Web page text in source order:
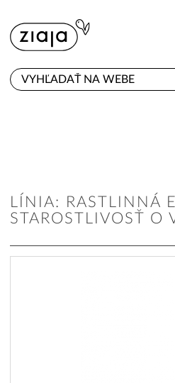
KONTAKT
LÍNIA: RASTLINNÁ
STAROSTLIVOSŤ O